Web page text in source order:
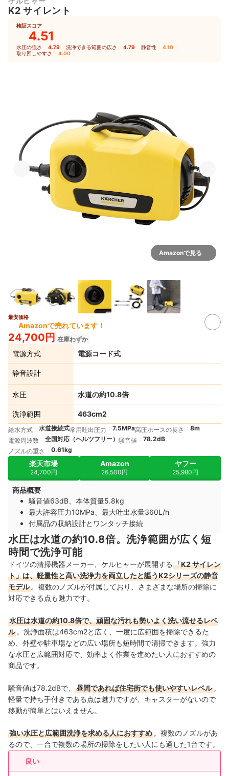
K2 サイレント
検証スコア
4.51
水圧の強さ 4.79 洗浄できる範囲の広さ 4.79 静音性 4.10
取り回しやすさ 4.00
Amazonで見る
最安価格
Amazonで売れています！
24,700円 在庫わずか
電源方式 電源コード式
静音設計
水圧 水道の約10.8倍
洗浄範囲 463cm2
給水方式 水道接続式常用吐出圧力 7.5MPa高圧ホースの長さ
8m
電源周波数
全国対応（ヘルツフリー） 騒音値
78.2dB
ノズルの重さ
0.61kg
楽天市場
24,700円
Amazon
26,500円
ヤフー
25,980円
商品概要
騒音値63dB、本体質量5.8kg
最大許容圧力10MPa、最大吐出水量360L/h
付属品の収納設計とワンタッチ接続
水圧は水道の約10.8倍。洗浄範囲が広く短
時間で洗浄可能
ドイツの清掃機器メーカー、ケルヒャーが展開する 「K2 サイレン
ト」は、軽量性と高い洗浄力を両立したと謳うK2シリーズの静音
モデル 。複数のノズルが付属しており、さまざまな場所の掃除に
対応できる点も魅力です。
水圧は水道の約10.8倍で、頑固な汚れも勢いよく洗い流せるレベ
ル 。洗浄面積は463cm2と広く、一度に広範囲を掃除できるた
め、外壁や駐車場などの広い場所も短時間で清掃できます。強力
な水圧と広範囲対応で、効率よく作業を進めたい人におすすめの
商品です。
騒音値は78.2dBで、 昼間であれば住宅街でも使いやすいレベル 。
軽量で持ち手付きである点は魅力ですが、キャスターがないので
移動が簡単とはいえません。
強い水圧と広範囲洗浄を求める人におすすめ 。複数のノズルがあ
るので、一台で複数の場所の掃除をしたい人にも適した1台です。
良い